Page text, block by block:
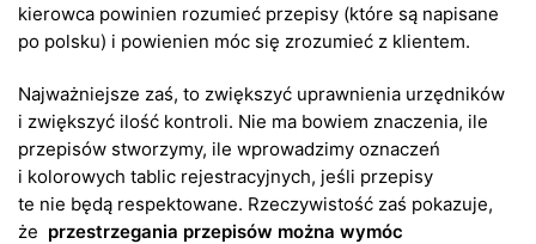
kierowca powinien rozumieć przepisy (które są napisane
po polsku) i powienien móc się zrozumieć z klientem.
Najważniejsze zaś, to zwiększyć uprawnienia urzędników
i zwiększyć ilość kontroli. Nie ma bowiem znaczenia, ile
przepisów stworzymy, ile wprowadzimy oznaczeń
i kolorowych tablic rejestracyjnych, jeśli przepisy
te nie będą respektowane. Rzeczywistość zaś pokazuje,
że przestrzegania przepisów można wymóc